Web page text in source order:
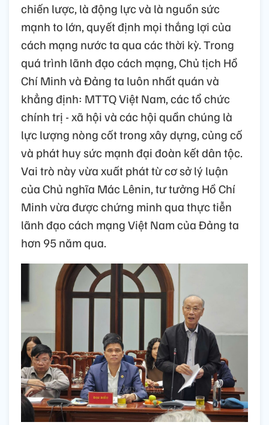
chiến lược, là động lực và là nguồn sức
mạnh to lớn, quyết định mọi thắng lợi của
cách mạng nước ta qua các thời kỳ. Trong
quá trình lãnh đạo cách mạng, Chủ tịch Hồ
Chí Minh và Đảng ta luôn nhất quán và
khẳng định: MTTQ Việt Nam, các tổ chức
chính trị - xã hội và các hội quần chúng là
lực lượng nòng cốt trong xây dựng, củng cố
và phát huy sức mạnh đại đoàn kết dân tộc.
Vai trò này vừa xuất phát từ cơ sở lý luận
của Chủ nghĩa Mác Lênin, tư tưởng Hồ Chí
Minh vừa được chứng minh qua thực tiễn
lãnh đạo cách mạng Việt Nam của Đảng ta
hơn 95 năm qua.